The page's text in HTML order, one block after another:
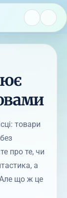
товари
про те, чи
а
Але що ж це